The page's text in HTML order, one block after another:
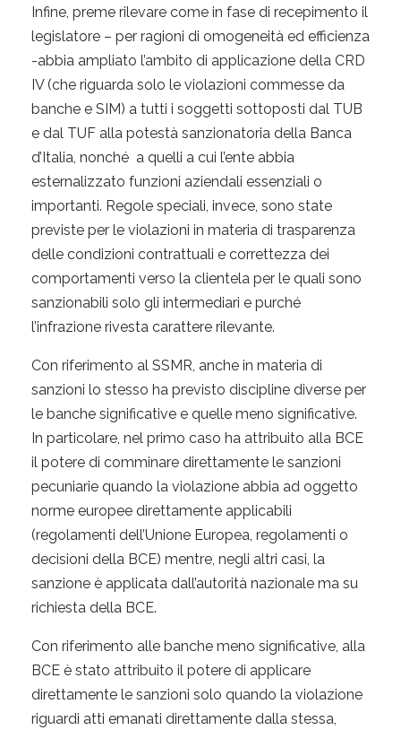
Infine, preme rilevare come in fase di recepimento il
legislatore – per ragioni di omogeneità ed efficienza
-abbia ampliato l’ambito di applicazione della CRD
IV (che riguarda solo le violazioni commesse da
banche e SIM) a tutti i soggetti sottoposti dal TUB
e dal TUF alla potestà sanzionatoria della Banca
d’Italia, nonché a quelli a cui l’ente abbia
esternalizzato funzioni aziendali essenziali o
importanti. Regole speciali, invece, sono state
previste per le violazioni in materia di trasparenza
delle condizioni contrattuali e correttezza dei
comportamenti verso la clientela per le quali sono
sanzionabili solo gli intermediari e purché
l’infrazione rivesta carattere rilevante.
Con riferimento al SSMR, anche in materia di
sanzioni lo stesso ha previsto discipline diverse per
le banche significative e quelle meno significative.
In particolare, nel primo caso ha attribuito alla BCE
il potere di comminare direttamente le sanzioni
pecuniarie quando la violazione abbia ad oggetto
norme europee direttamente applicabili
(regolamenti dell’Unione Europea, regolamenti o
decisioni della BCE) mentre, negli altri casi, la
sanzione è applicata dall’autorità nazionale ma su
richiesta della BCE.
Con riferimento alle banche meno significative, alla
BCE è stato attribuito il potere di applicare
direttamente le sanzioni solo quando la violazione
riguardi atti emanati direttamente dalla stessa,